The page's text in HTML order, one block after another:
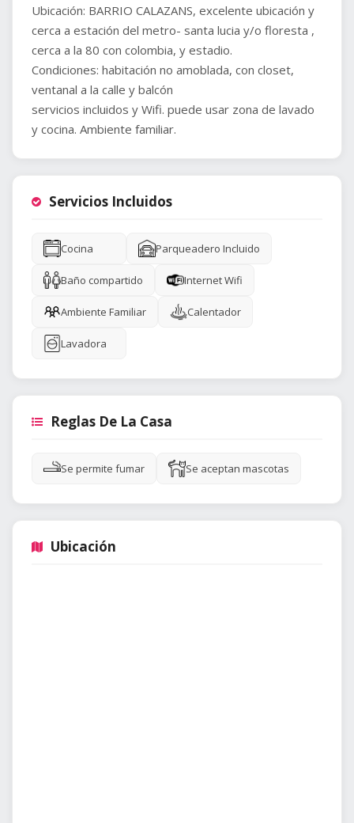
Ubicación: BARRIO CALAZANS, excelente ubicación y
cerca a estación del metro- santa lucia y/o floresta ,
cerca a la 80 con colombia, y estadio.
Condiciones: habitación no amoblada, con closet,
ventanal a la calle y balcón
servicios incluidos y Wifi. puede usar zona de lavado
Servicios Incluidos
Cocina Parqueadero Incluido
Baño compartido Internet Wifi
Ambiente Familiar Calentador
Lavadora
Reglas De La Casa
Se permite fumar Se aceptan mascotas
Ubicación